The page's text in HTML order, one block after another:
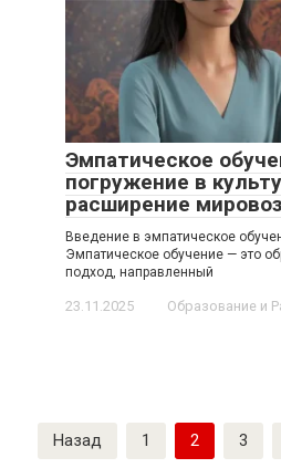
Эмпатическое
погружение в
расширение
Введение в эмпатическое
Эмпатическое обучение — это
подход, направленный
23.11.2025 Образование и
Пагинация
записей
Назад 1 2 3